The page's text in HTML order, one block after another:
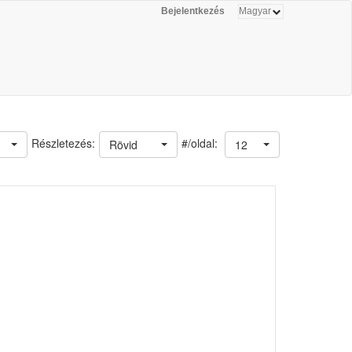
Bejelentkezés
#/oldal: 12
Rövid
Részletezés: